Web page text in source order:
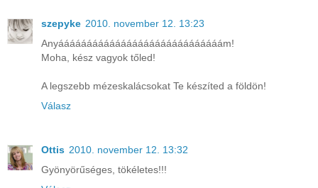
szepyke 2010. november 12. 13:23
Anyááááááááááááááááááááááááááááám!
Moha, kész vagyok tőled!
A legszebb mézeskalácsokat Te készíted a földön!
Válasz
Ottis 2010. november 12. 13:32
Gyönyörűséges, tökéletes!!!